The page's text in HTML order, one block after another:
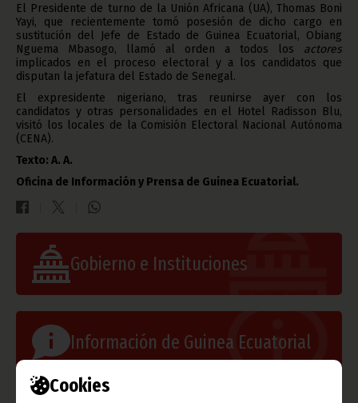
Cookies
El Presidente de turno de la Unión Africana (UA), Thomas Boni
Yayi, que recientemente tomó posesión de dicho cargo en
sustitución del Jefe de Estado de Guinea Ecuatorial, Obiang
Nguema Mbasogo, llamó al orden a todos los actores
implicados en el proceso electoral y a los candidatos que
disputan la jefatura del Estado de Senegal.
El expresidente nigeriano, tras reunirse ayer con los
candidatos y otras personalidades en el Hotel Radisson Blu,
visitó los locales de la Comisión Electoral Nacional Autónoma
(CENA).
Texto: A. A.
Oficina de Información y Prensa de Guinea Ecuatorial.
Gobierno e Instituciones
Información de Guinea Ecuatorial